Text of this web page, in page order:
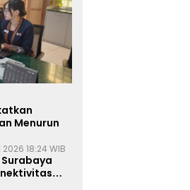
Menurun
18:24 WIB
Surabaya